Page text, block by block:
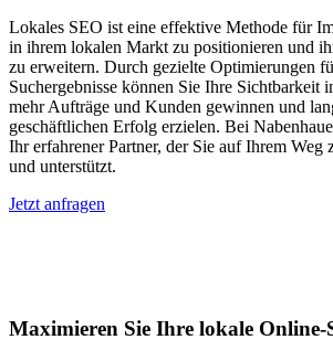
Lokales SEO ist eine effektive Methode für
in ihrem lokalen Markt zu positionieren und
zu erweitern. Durch gezielte Optimierungen
Suchergebnisse können Sie Ihre Sichtbarkeit
mehr Aufträge und Kunden gewinnen und
geschäftlichen Erfolg erzielen. Bei
Ihr erfahrener Partner, der Sie auf Ihrem Weg
und unterstützt.
Jetzt anfragen
Maximieren Sie Ihre lokale